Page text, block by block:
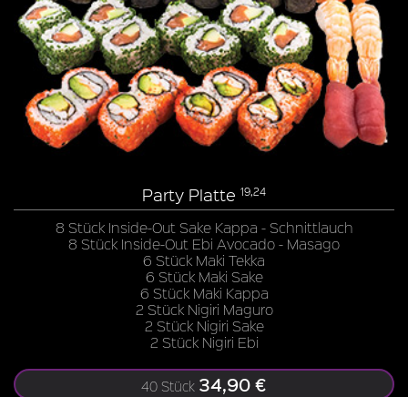
Party Platte 19,24
8 Stück Inside-Out Sake Kappa - Schnittlauch
8 Stück Inside-Out Ebi Avocado - Masago
6 Stück Maki Tekka
6 Stück Maki Sake
6 Stück Maki Kappa
2 Stück Nigiri Maguro
2 Stück Nigiri Sake
2 Stück Nigiri Ebi
40 Stück 34,90 €